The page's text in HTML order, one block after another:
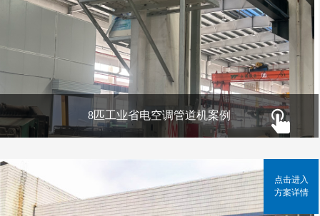
8匹工业省电空调管道机案例
点击进入
方案详情